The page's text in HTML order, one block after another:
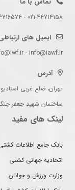
021-44714158 - 021-44716574 - 021-44714489
ایمیل های
- info@iawf.ir
آدرس
تهران، ضلع غربی
ساختمان شهید جعفر
لینک های مفید
بانک جامع اطلاعات
اتحادیه جهانی کشتی
وزارت ورزش و جوانان